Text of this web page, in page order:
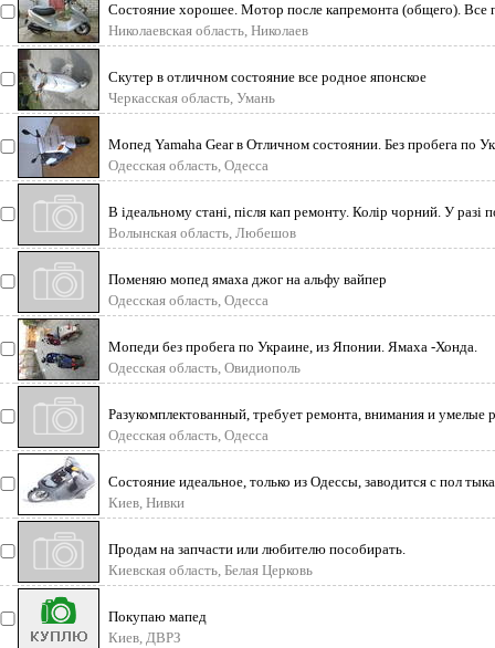
Состояние хорошее. Мотор после капремонта (общего). Все
телефону.
Николаевская область, Николаев
Скутер в отличном состояние все родное японское
Черкасская область, Умань
Мопед Yamaha Gear в Отличном состоянии. Без пробега по
крашен. Вс
Одесская область, Одесса
В ідеальному стані, після кап ремонту. Колір чорний. У разі
максима
Волынская область, Любешов
Поменяю мопед ямаха джог на альфу вайпер
Одесская область, Одесса
Мопеди без пробега по Украине, из Японии. Ямаха -Хонда.
Одесская область, Овидиополь
Разукомплектованный, требует ремонта, внимания и умелые
Одесская область, Одесса
Состояние идеальное, только из Одессы, заводится с пол
5+,
Киев, Нивки
Продам на запчасти или любителю пособирать.
Киевская область, Белая Церковь
Покупаю мапед
Киев, ДВРЗ